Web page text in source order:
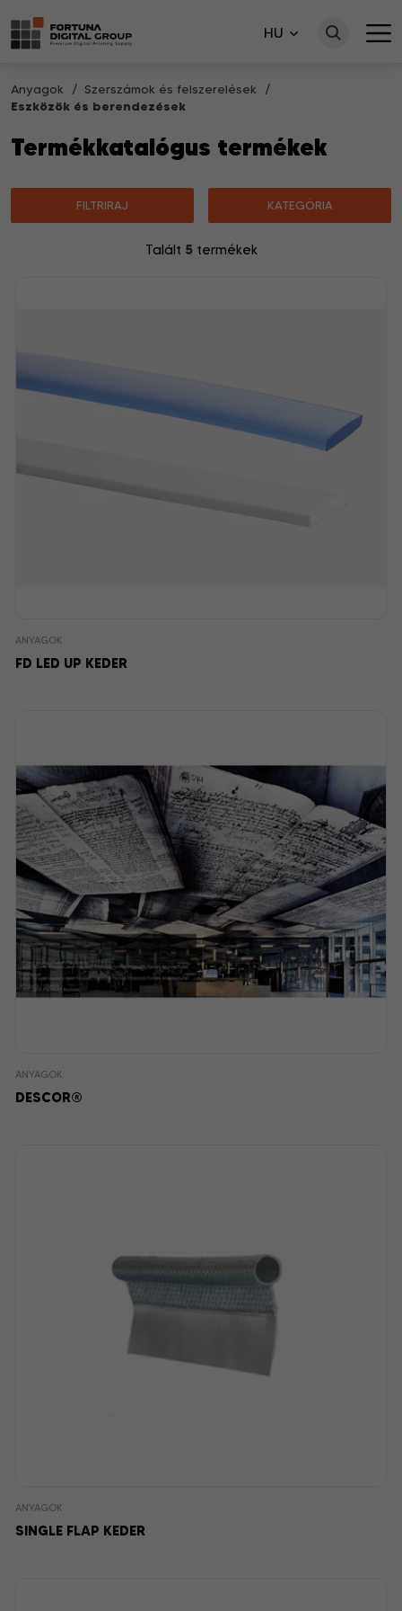
HU
Anyagok
Szerszámok és felszerelések
Eszközök és berendezések
Termékkatalógus termékek
FILTRIRAJ KATEGÓRIA
Talált 5termékek
ANYAGOK
FD LED UP KEDER
ANYAGOK
DESCOR®
ANYAGOK
SINGLE FLAP KEDER